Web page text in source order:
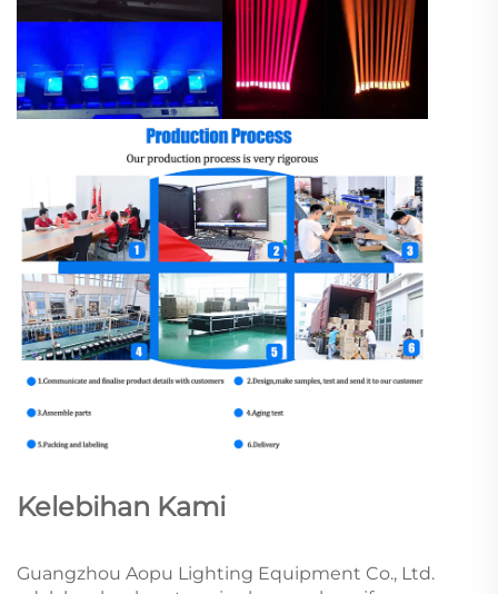
Kelebihan Kami
Guangzhou Aopu Lighting Equipment Co., Ltd.